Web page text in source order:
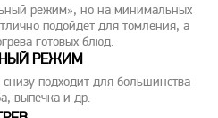
режим», но на минимальных
подойдет для томления, а
готовых блюд.
РЕЖИМ
снизу подходит для большинства
выпечка и др.